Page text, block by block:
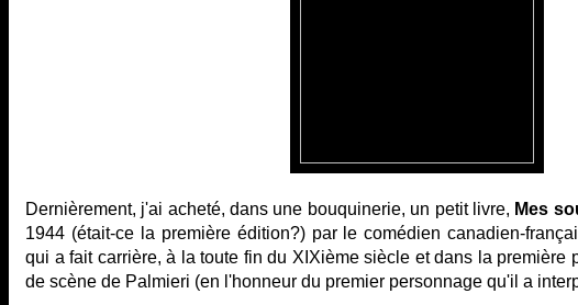
Dernièrement, j'ai acheté, dans une bouquinerie, un petit livre, Mes
1944 (était-ce la première édition?) par le comédien canadien-
qui a fait carrière, à la toute fin du XIXième siècle et dans la première
de scène de Palmieri (en l'honneur du premier personnage qu'il a